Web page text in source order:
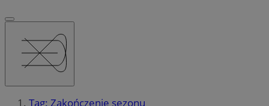
Tag: Zakończenie sezonu